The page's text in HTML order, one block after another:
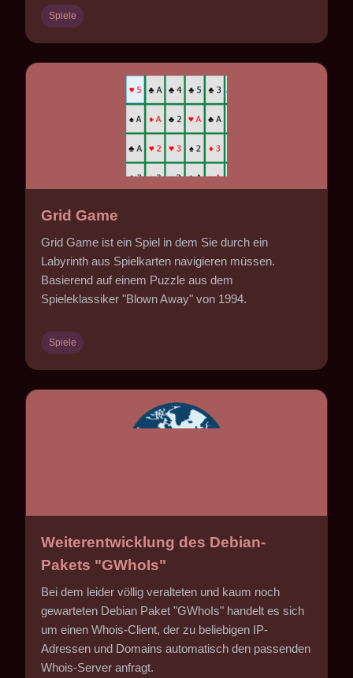
Spiele
Grid Game
Grid Game ist ein Spiel in dem Sie durch ein
Labyrinth aus Spielkarten navigieren müssen.
Basierend auf einem Puzzle aus dem
Spieleklassiker "Blown Away" von 1994.
Spiele
Weiterentwicklung des Debian-
Pakets "GWhoIs"
Bei dem leider völlig veralteten und kaum noch
gewarteten Debian Paket "GWhoIs" handelt es sich
um einen Whois-Client, der zu beliebigen IP-
Adressen und Domains automatisch den passenden
Whois-Server anfragt.